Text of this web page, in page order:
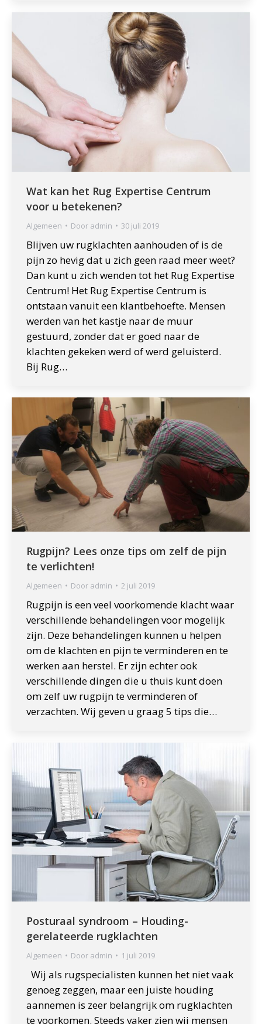
Wat kan het Rug Expertise Centrum
voor u betekenen?
Algemeen Door admin 30 juli 2019
Blijven uw rugklachten aanhouden of is de
pijn zo hevig dat u zich geen raad meer weet?
Dan kunt u zich wenden tot het Rug Expertise
Centrum! Het Rug Expertise Centrum is
ontstaan vanuit een klantbehoefte. Mensen
werden van het kastje naar de muur
gestuurd, zonder dat er goed naar de
klachten gekeken werd of werd geluisterd.
Bij Rug…
Rugpijn? Lees onze tips om zelf de pijn
te verlichten!
Algemeen Door admin 2 juli 2019
Rugpijn is een veel voorkomende klacht waar
verschillende behandelingen voor mogelijk
zijn. Deze behandelingen kunnen u helpen
om de klachten en pijn te verminderen en te
werken aan herstel. Er zijn echter ook
verschillende dingen die u thuis kunt doen
om zelf uw rugpijn te verminderen of
verzachten. Wij geven u graag 5 tips die…
Posturaal syndroom – Houding-
gerelateerde rugklachten
Algemeen Door admin 1 juli 2019
Wij als rugspecialisten kunnen het niet vaak
genoeg zeggen, maar een juiste houding
aannemen is zeer belangrijk om rugklachten
te voorkomen. Steeds vaker zien wij mensen